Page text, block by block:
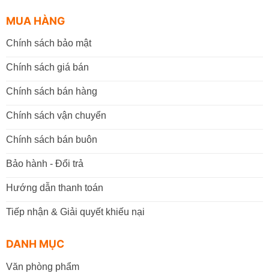
MUA HÀNG
Chính sách bảo mật
Chính sách giá bán
Chính sách bán hàng
Chính sách vận chuyển
Chính sách bán buôn
Bảo hành - Đổi trả
Hướng dẫn thanh toán
Tiếp nhận & Giải quyết khiếu nại
DANH MỤC
Văn phòng phẩm